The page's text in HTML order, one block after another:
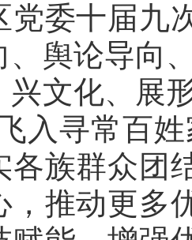
党委十届九
、舆论导向
兴文化、展
入寻常百
各族群众团
，推动更多